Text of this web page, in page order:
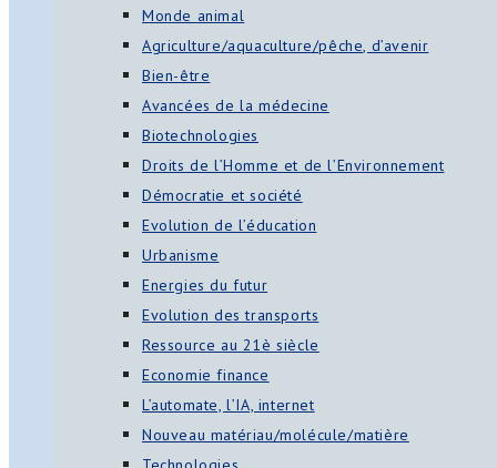
Monde animal
Agriculture/aquaculture/pêche, d’avenir
Bien-être
Avancées de la médecine
Biotechnologies
Droits de l’Homme et de l’Environnement
Démocratie et société
Evolution de l’éducation
Urbanisme
Energies du futur
Evolution des transports
Ressource au 21è siècle
Economie finance
L’automate, l’IA, internet
Nouveau matériau/molécule/matière